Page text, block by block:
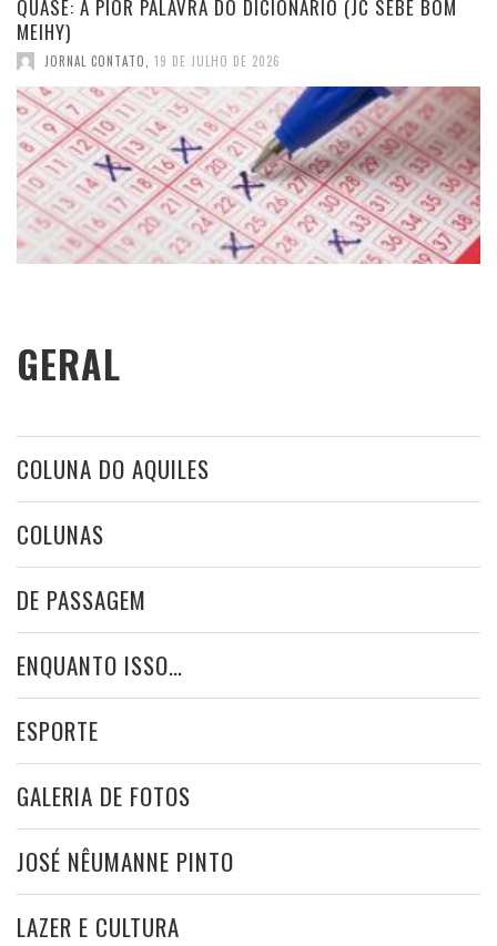
QUASE: A PIOR PALAVRA DO DICIONÁRIO (JC SEBE BOM
MEIHY)
JORNAL CONTATO 19 DE JULHO DE 2026
GERAL
COLUNA DO AQUILES
COLUNAS
DE PASSAGEM
ENQUANTO ISSO…
ESPORTE
GALERIA DE FOTOS
JOSÉ NÊUMANNE PINTO
LAZER E CULTURA